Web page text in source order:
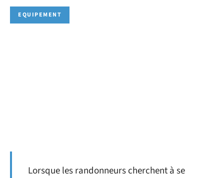
EQUIPEMENT
Lorsque les randonneurs cherchent à se